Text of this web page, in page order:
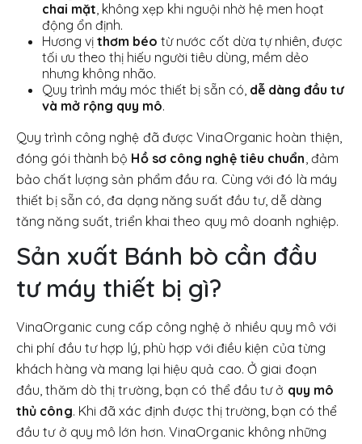
chai mặt, không xẹp khi nguội nhờ hệ men hoạt
động ổn định.
Hương vị thơm béo từ nước cốt dừa tự nhiên, được
tối ưu theo thị hiếu người tiêu dùng, mềm dẻo
nhưng không nhão.
Quy trình máy móc thiết bị sẵn có, dễ dàng đầu tư
và mở rộng quy mô.
Quy trình công nghệ đã được VinaOrganic hoàn thiện,
đóng gói thành bộ Hồ sơ công nghệ tiêu chuẩn, đảm
bảo chất lượng sản phẩm đầu ra. Cùng với đó là máy
thiết bị sẵn có, đa dạng năng suất đầu tư, dễ dàng
tăng năng suất, triển khai theo quy mô doanh nghiệp.
Sản xuất Bánh bò cần đầu
tư máy thiết bị gì?
VinaOrganic cung cấp công nghệ ở nhiều quy mô với
chi phí đầu tư hợp lý, phù hợp với điều kiện của từng
khách hàng và mang lại hiệu quả cao. Ở giai đoạn
đầu, thăm dò thị trường, bạn có thể đầu tư ở quy mô
thủ công. Khi đã xác định được thị trường, bạn có thể
đầu tư ở quy mô lớn hơn. VinaOrganic không những